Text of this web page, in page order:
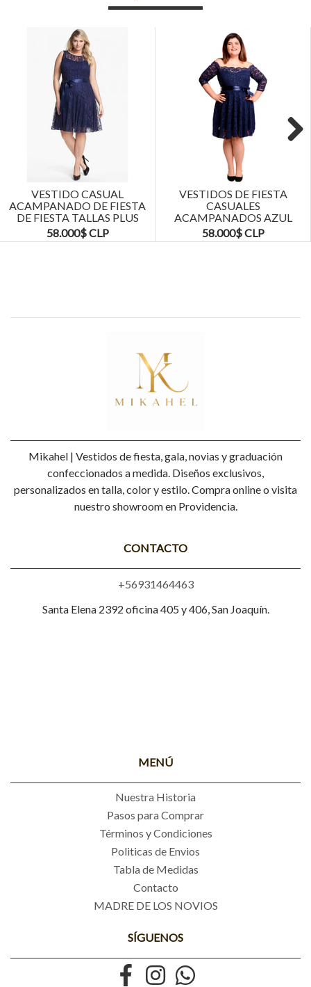
VESTIDO CASUAL
ACAMPANADO DE FIESTA
DE FIESTA TALLAS PLUS
KADRIHEL
58.000$ CLP
VESTIDOS DE FIESTA
CASUALES
ACAMPANADOS AZUL
MARINO TALLAS PLUS
KADRIHEL
58.000$ CLP
Mikahel | Vestidos de fiesta, gala, novias y graduación
confeccionados a medida. Diseños exclusivos,
personalizados en talla, color y estilo. Compra online o visita
nuestro showroom en Providencia.
CONTACTO
+56931464463
Santa Elena 2392 oficina 405 y 406, San Joaquín.
MENÚ
Nuestra Historia
Pasos para Comprar
Términos y Condiciones
Politicas de Envios
Tabla de Medidas
Contacto
MADRE DE LOS NOVIOS
SÍGUENOS